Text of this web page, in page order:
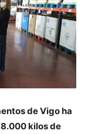
de Vigo ha
kilos de